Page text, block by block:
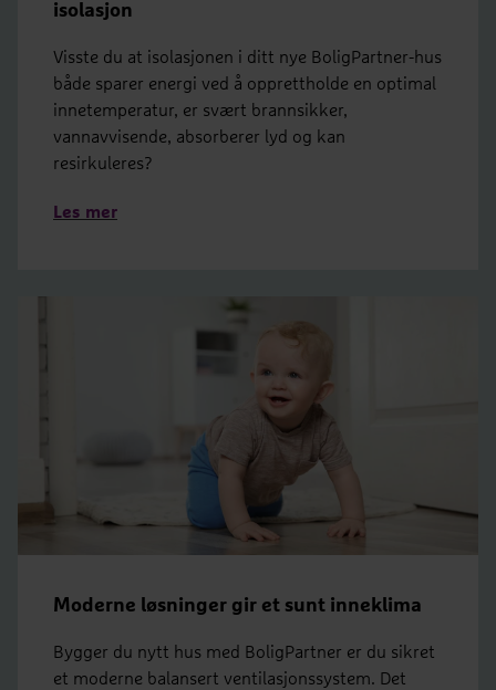
isolasjon
Visste du at isolasjonen i ditt nye BoligPartner-hus
både sparer energi ved å opprettholde en optimal
innetemperatur, er svært brannsikker,
vannavvisende, absorberer lyd og kan
resirkuleres?
Les mer
Moderne løsninger gir et sunt inneklima
Bygger du nytt hus med BoligPartner er du sikret
et moderne balansert ventilasjonssystem. Det